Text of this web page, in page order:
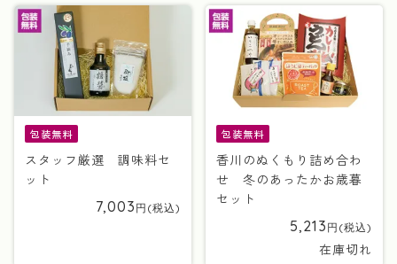
包装無料
スタッフ厳選 調味料セ
ット
7,003
包装無料
香川のぬくもり詰め合わ
せ 冬のあったかお歳暮
セット
5,213
在庫切れ